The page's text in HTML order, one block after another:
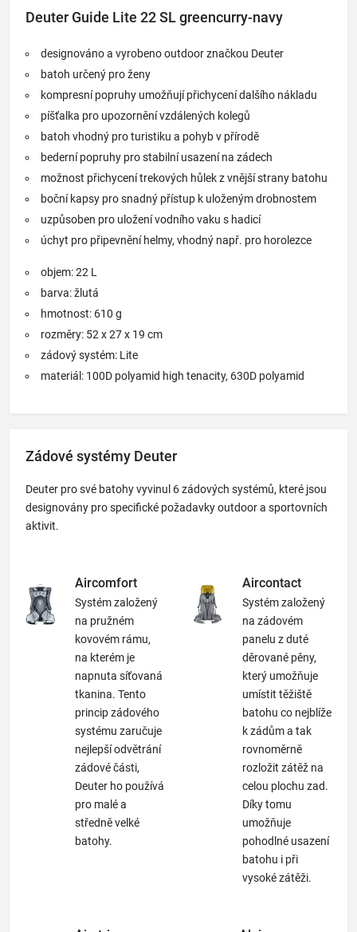
Deuter Guide Lite 22 SL greencurry-navy
designováno a vyrobeno outdoor značkou Deuter
batoh určený pro ženy
kompresní popruhy umožňují přichycení dalšího nákladu
píšťalka pro upozornění vzdálených kolegů
batoh vhodný pro turistiku a pohyb v přírodě
bederní popruhy pro stabilní usazení na zádech
možnost přichycení trekových hůlek z vnější strany batohu
boční kapsy pro snadný přístup k uloženým drobnostem
uzpůsoben pro uložení vodního vaku s hadicí
úchyt pro připevnění helmy, vhodný např. pro horolezce
objem: 22 L
barva: žlutá
hmotnost: 610 g
rozměry: 52 x 27 x 19 cm
zádový systém: Lite
materiál: 100D polyamid high tenacity, 630D polyamid
Zádové systémy Deuter
Deuter pro své batohy vyvinul 6 zádových systémů, které jsou
designovány pro specifické požadavky outdoor a sportovních
aktivit.
Aircomfort
Systém založený
na pružném
kovovém rámu,
na kterém je
napnuta síťovaná
tkanina. Tento
princip zádového
systému zaručuje
nejlepší odvětrání
zádové části,
Deuter ho používá
pro malé a
středně velké
batohy.
Aircontact
Systém založený
na zádovém
panelu z duté
děrované pěny,
který umožňuje
umístit těžiště
batohu co nejblíže
k zádům a tak
rovnoměrně
rozložit zátěž na
celou plochu zad.
Díky tomu
umožňuje
pohodlné usazení
batohu i při
vysoké zátěži.